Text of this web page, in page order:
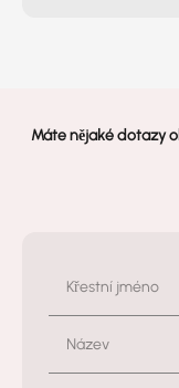
Máte nějaké dotazy
Křestní jméno
Název